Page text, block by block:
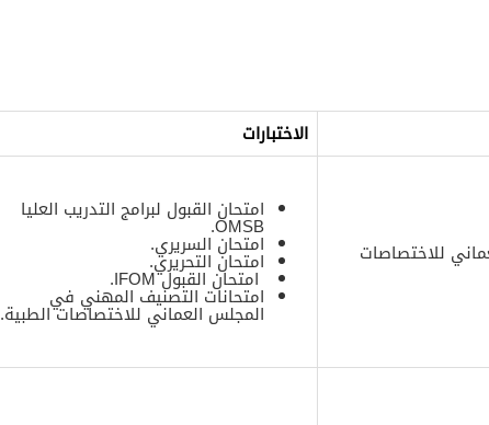
الاختبارات
للاختصاصات
امتحان القبول لبرامج التدريب العليا
OMSB.
امتحان السريري.
امتحان التحريري.
امتحان القبول IFOM.
امتحانات التصنيف المهني في
المجلس العماني للاختصاصات الطبية.